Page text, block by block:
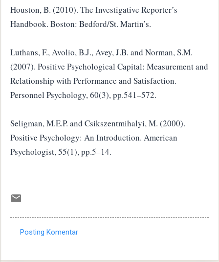
Houston, B. (2010). The Investigative Reporter’s
Handbook. Boston: Bedford/St. Martin’s.
Luthans, F., Avolio, B.J., Avey, J.B. and Norman, S.M.
(2007). Positive Psychological Capital: Measurement and
Relationship with Performance and Satisfaction.
Personnel Psychology, 60(3), pp.541–572.
Seligman, M.E.P. and Csikszentmihalyi, M. (2000).
Positive Psychology: An Introduction. American
Psychologist, 55(1), pp.5–14.
Posting Komentar